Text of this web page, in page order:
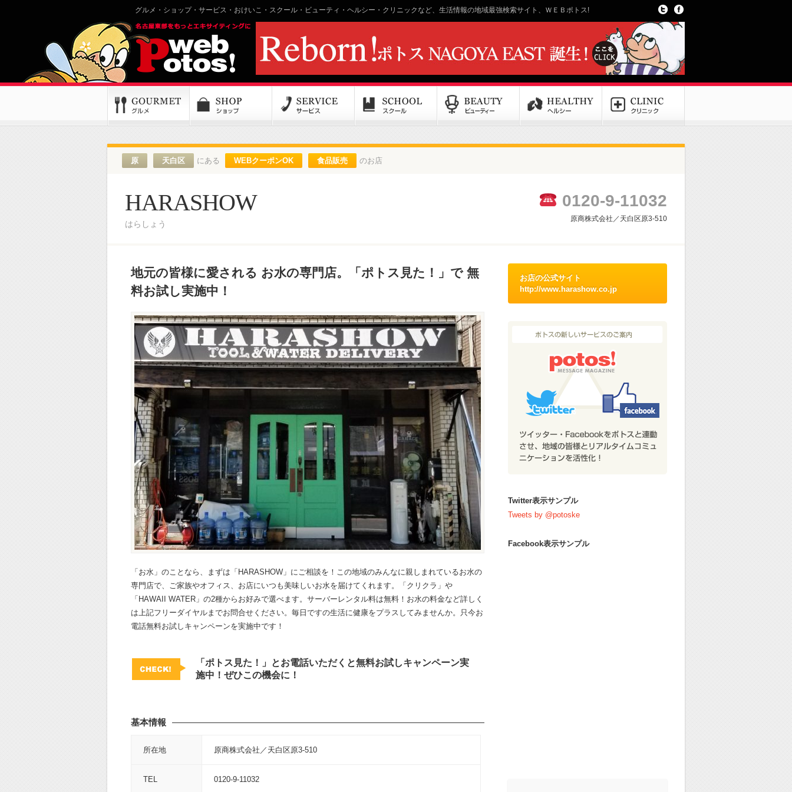
グルメ・ショップ・サービス・おけいこ・スクール・ビューティ・ヘルシー・クリニックなど、生活情報の地域最強検索サイト、ＷＥＢポトス!
原 天白区 にある WEBクーポンOK 食品販売 のお店
HARASHOW
はらしょう
0120-9-11032
原商株式会社／天白区原3-510
地元の皆様に愛される お水の専門店。「ポトス見た！」で 無
料お試し実施中！
「お水」のことなら、まずは「HARASHOW」にご相談を！この地域のみんなに親しまれているお水の
専門店で、ご家族やオフィス、お店にいつも美味しいお水を届けてくれます。「クリクラ」や
「HAWAII WATER」の2種からお好みで選べます。サーバーレンタル料は無料！お水の料金など詳しく
は上記フリーダイヤルまでお問合せください。毎日ですの生活に健康をプラスしてみませんか。只今お
電話無料お試しキャンペーンを実施中です！
「ポトス見た！」とお電話いただくと無料お試しキャンペーン実
施中！ぜひこの機会に！
基本情報
所在地 原商株式会社／天白区原3-510
TEL 0120-9-11032
お店の公式サイト
http://www.harashow.co.jp
Twitter表示サンプル
Tweets by @potoske
Facebook表示サンプル